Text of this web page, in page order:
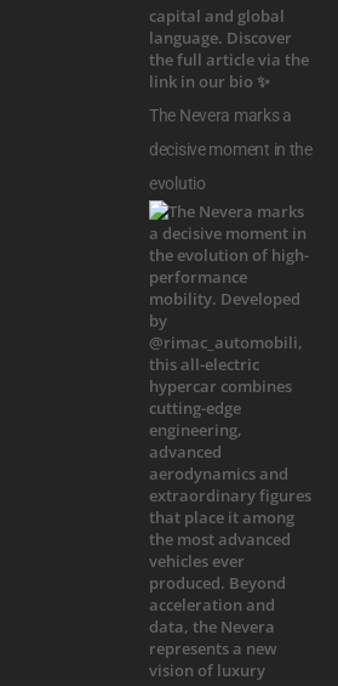
The Nevera marks a
decisive moment in the
evolutio